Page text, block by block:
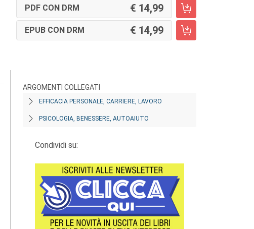
PDF CON DRM 14,99
EPUB CON DRM 14,99
ARGOMENTI COLLEGATI
EFFICACIA PERSONALE, CARRIERE, LAVORO
PSICOLOGIA, BENESSERE, AUTOAIUTO
Condividi su: